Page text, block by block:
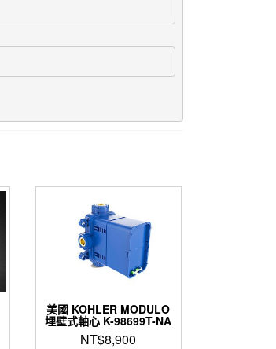
美國 KOHLER MODULO
埋壁式軸心 K-98699T-NA
NT$8,900